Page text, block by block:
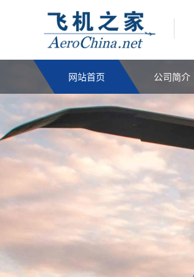
网站首页 公司简介